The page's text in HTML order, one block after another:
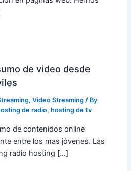
de video desde
,Video Streaming / By
de radio,hosting de tv
de contenidos online
entre los mas jóvenes. Las
radio hosting […]